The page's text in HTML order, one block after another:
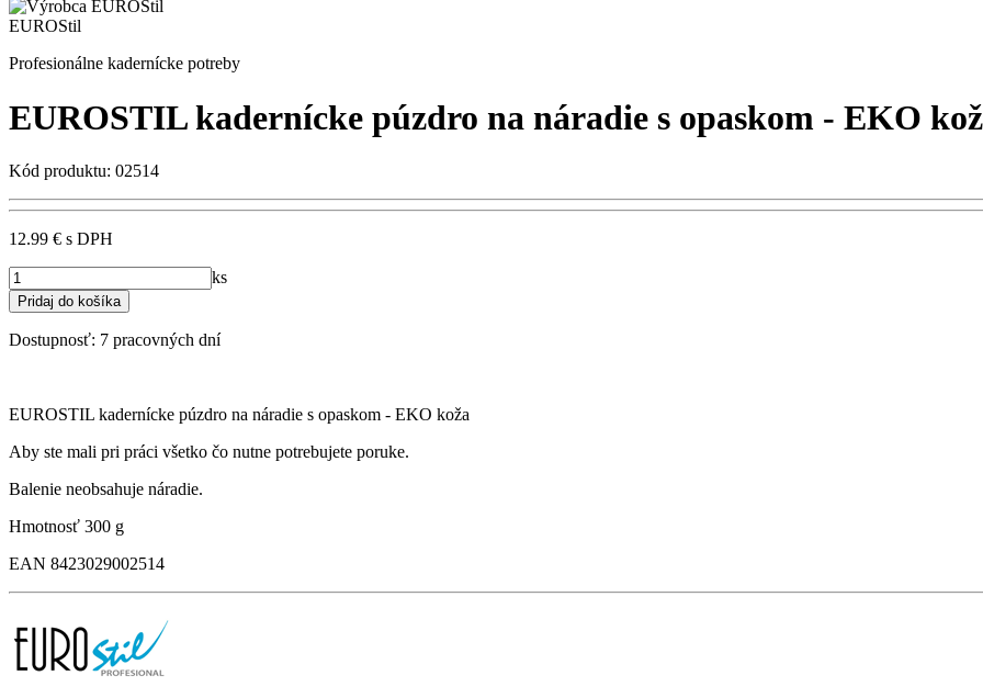
EUROStil
Profesionálne kadernícke potreby
EUROSTIL kadernícke púzdro na náradie s opaskom - EKO
Kód produktu: 02514
12.99 € s DPH
ks
Dostupnosť: 7 pracovných dní
EUROSTIL kadernícke púzdro na náradie s opaskom - EKO koža
Aby ste mali pri práci všetko čo nutne potrebujete poruke.
Balenie neobsahuje náradie.
Hmotnosť 300 g
EAN 8423029002514